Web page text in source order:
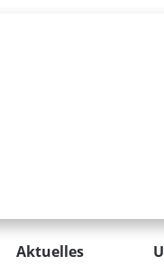
Aktuelles